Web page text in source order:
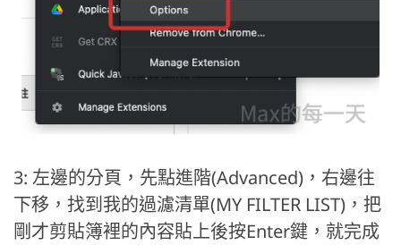
3: 左邊的分頁，先點進階(Advanced)，右邊往
下移，找到我的過濾清單(MY FILTER LIST)，把
剛才剪貼簿裡的內容貼上後按Enter鍵，就完成